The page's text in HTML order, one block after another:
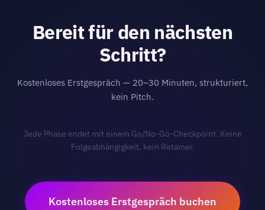
Bereit für den nächsten
Schritt?
Kostenloses Erstgespräch — 20–30 Minuten, strukturiert,
kein Pitch.
Jede Phase endet mit einem Go/No-Go-Checkpoint. Keine
Folgeabhängigkeit, kein Retainer.
Kostenloses Erstgespräch buchen